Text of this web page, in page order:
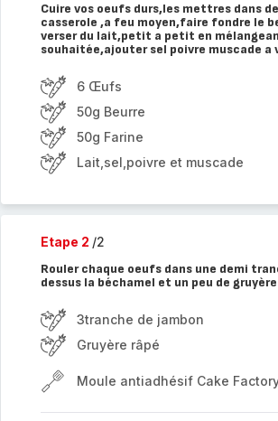
Cuire vos oeufs durs,les mettres dans
casserole ,a feu moyen,faire fondre le
verser du lait,petit a petit en
souhaitée,ajouter sel poivre muscade a
6 Œufs
50g Beurre
50g Farine
Lait,sel,poivre et muscade
Etape 2 /2
Rouler chaque oeufs dans une demi
dessus la béchamel et un peu de
3tranche de jambon
Gruyère râpé
Moule antiadhésif Cake